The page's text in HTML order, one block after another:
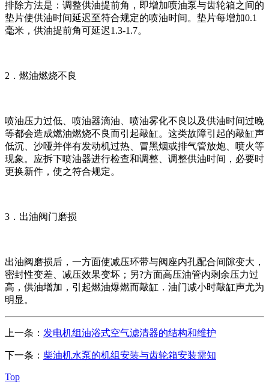
排除方法是：调整供油提前角，即增加喷油泵与齿轮箱之间的
垫片使供油时间延迟至符合规定的喷油时间。垫片每增加0.1
毫米，供油提前角可延迟1.3-1.7。
2．燃油燃烧不良
喷油压力过低、喷油器滴油、喷油雾化不良以及供油时间过晚
等都会造成燃油燃烧不良而引起敲缸。这类故障引起的敲缸声
低沉、沙哑并伴有发动机过热、冒黑烟或排气管放炮、喷火等
现象。应拆下喷油器进行检查和调整、调整供油时间，必要时
更换新件，使之符合规定。
3．出油阀门磨损
出油阀磨损后，一方面使减压环带与阀座内孔配合间隙变大，
密封性变差、减压效果变坏；另?方面高压油管内剩余压力过
高，供油增加，引起燃油爆燃而敲缸．油门减小时敲缸声尤为
明显。
上一条： 发电机组油浴式空气滤清器的结构和维护
下一条： 柴油机水泵的机组安装与齿轮箱安装需知
Top